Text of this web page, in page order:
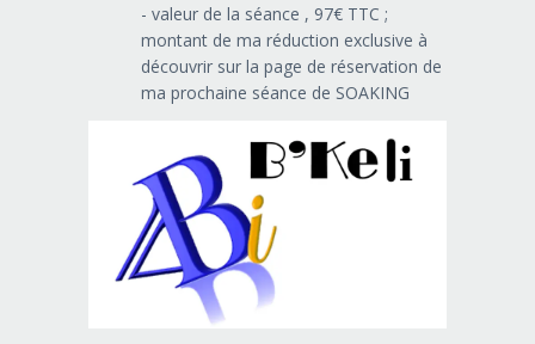
- valeur de la séance , 97€ TTC ;
montant de ma réduction exclusive à
découvrir sur la page de réservation de
ma prochaine séance de SOAKING